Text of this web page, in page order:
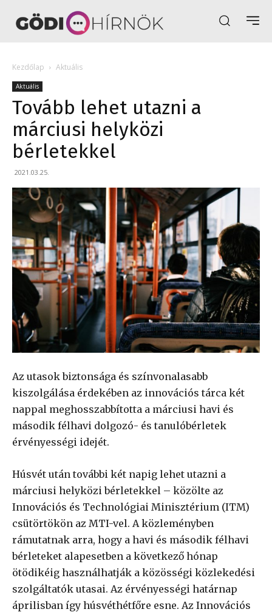
Kezdőlap Aktuális
Aktuális
Tovább lehet utazni a
márciusi helyközi
bérletekkel
2021.03.25.
Az utasok biztonsága és színvonalasabb
kiszolgálása érdekében az innovációs tárca két
nappal meghosszabbította a márciusi havi és
második félhavi dolgozó- és tanulóbérletek
érvényességi idejét.
Húsvét után további két napig lehet utazni a
márciusi helyközi bérletekkel – közölte az
Innovációs és Technológiai Minisztérium (ITM)
csütörtökön az MTI-vel. A közleményben
rámutatnak arra, hogy a havi és második félhavi
bérleteket alapesetben a következő hónap
ötödikéig használhatják a közösségi közlekedési
szolgáltatók utasai. Az érvényességi határnap
áprilisban így húsvéthétfőre esne. Az Innovációs